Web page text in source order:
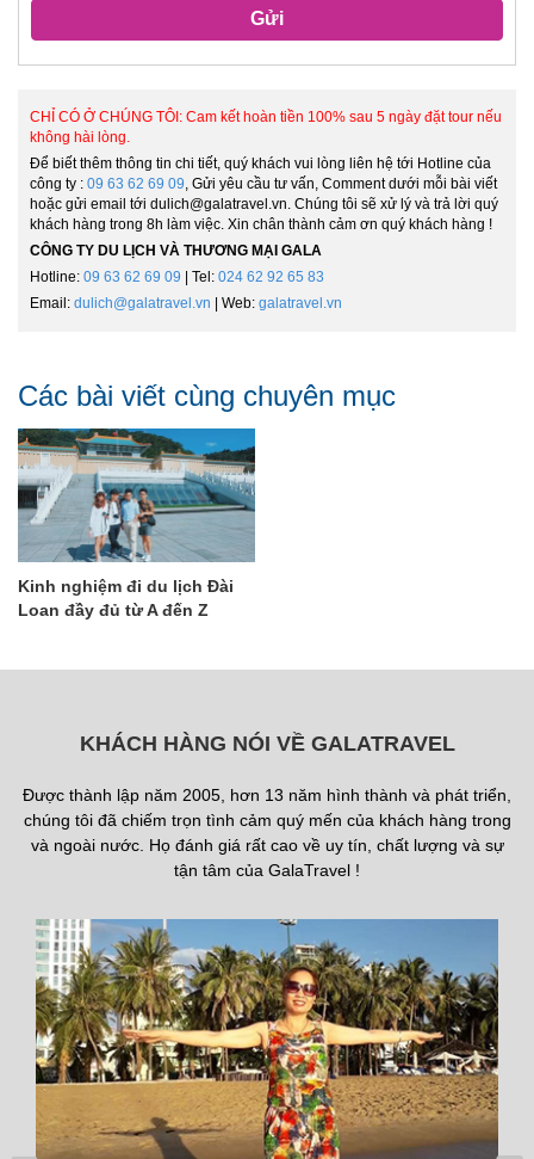
Gửi
CHỈ CÓ Ở CHÚNG TÔI: Cam kết hoàn tiền 100% sau 5 ngày đặt tour nếu
không hài lòng.
Để biết thêm thông tin chi tiết, quý khách vui lòng liên hệ tới Hotline của
công ty : 09 63 62 69 09, Gửi yêu cầu tư vấn, Comment dưới mỗi bài viết
hoặc gửi email tới dulich@galatravel.vn. Chúng tôi sẽ xử lý và trả lời quý
khách hàng trong 8h làm việc. Xin chân thành cảm ơn quý khách hàng !
CÔNG TY DU LỊCH VÀ THƯƠNG MẠI GALA
Hotline: 09 63 62 69 09 | Tel: 024 62 92 65 83
Email: dulich@galatravel.vn | Web: galatravel.vn
Các bài viết cùng chuyên mục
Kinh nghiệm đi du lịch Đài
Loan đầy đủ từ A đến Z
KHÁCH HÀNG NÓI VỀ GALATRAVEL
Được thành lập năm 2005, hơn 13 năm hình thành và phát triển,
chúng tôi đã chiếm trọn tình cảm quý mến của khách hàng trong
và ngoài nước. Họ đánh giá rất cao về uy tín, chất lượng và sự
tận tâm của GalaTravel !